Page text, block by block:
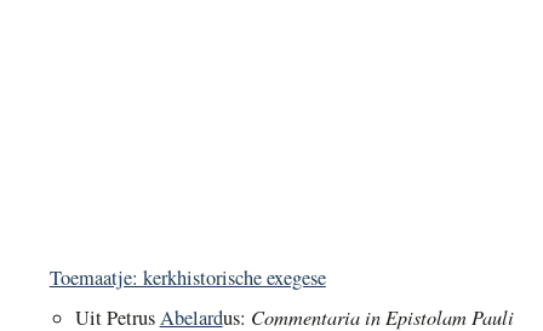
Toemaatje: kerkhistorische exegese
Uit PetrusAbelardus: Commentaria in Epistolam Pauli